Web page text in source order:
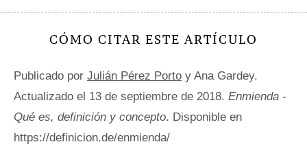
CÓMO CITAR ESTE ARTÍCULO
Publicado por Julián Pérez Porto y Ana Gardey.
Actualizado el 13 de septiembre de 2018. Enmienda -
Qué es, definición y concepto. Disponible en
https://definicion.de/enmienda/